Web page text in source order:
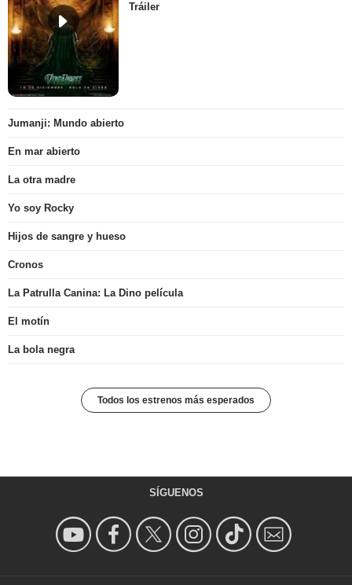
Tráiler
Jumanji: Mundo abierto
En mar abierto
La otra madre
Yo soy Rocky
Hijos de sangre y hueso
Cronos
La Patrulla Canina: La Dino película
El motín
La bola negra
Todos los estrenos más esperados
SÍGUENOS